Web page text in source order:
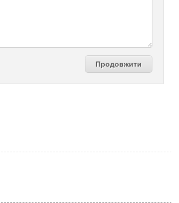
Продовжити